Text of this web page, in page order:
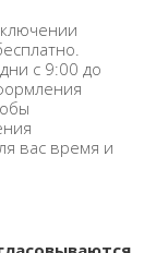
с 9:00 до
вас время и